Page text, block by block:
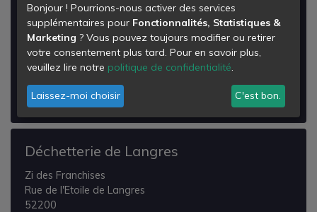
Déchetterie d'Auberive
Lieu-dit la Berge
52160
Aubérive
Voir les détails de la Déchetterie d'Auberive
Déchetterie de Langres
Zi des Franchises
Rue de l'Etoile de Langres
52200
Bonjour ! Pourrions-nous activer des services
supplémentaires pour Fonctionnalités, Statistiques &
Marketing ? Vous pouvez toujours modifier ou retirer
votre consentement plus tard. Pour en savoir plus,
veuillez lire notre politique de confidentialité.
Laissez-moi choisir C'est bon.